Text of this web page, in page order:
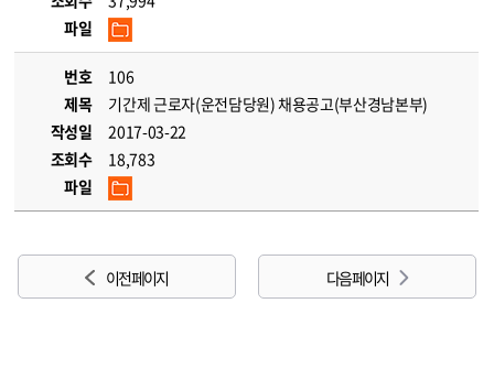
파일
번호
106
제목
기간제 근로자(운전담당원) 채용공고(부산경남본부)
작성일
2017-03-22
조회수
18,783
파일
이전 페이지 다음 페이지